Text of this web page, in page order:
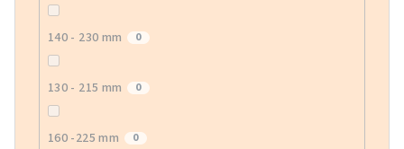
140 - 230 mm 0
130 - 215 mm 0
160 -225 mm 0